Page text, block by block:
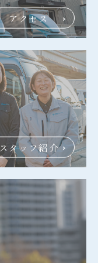
アクセス
スタッフ紹介